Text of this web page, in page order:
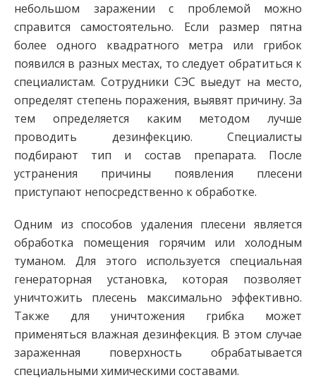
небольшом заражении с проблемой можно
справится самостоятельно. Если размер пятна
более одного квадратного метра или грибок
появился в разных местах, то следует обратиться к
специалистам. Сотрудники СЭС выедут на место,
определят степень поражения, выявят причину. За
тем определяется каким методом лучше
проводить дезинфекцию. Специалисты
подбирают тип и состав препарата. После
устранения причины появления плесени
приступают непосредственно к обработке.
Одним из способов удаления плесени является
обработка помещения горячим или холодным
туманом. Для этого используется специальная
генераторная установка, которая позволяет
уничтожить плесень максимально эффективно.
Также для уничтожения грибка может
применяться влажная дезинфекция. В этом случае
зараженная поверхность обрабатывается
специальными химическими составами.